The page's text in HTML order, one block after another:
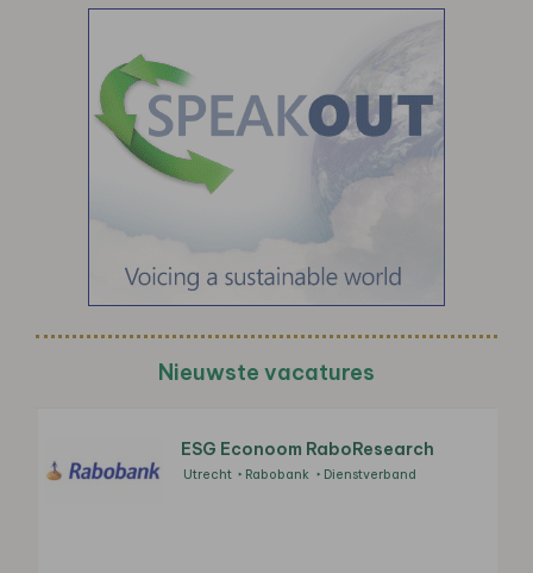
Nieuwste vacatures
ESG Econoom RaboResearch
Utrecht Rabobank Dienstverband